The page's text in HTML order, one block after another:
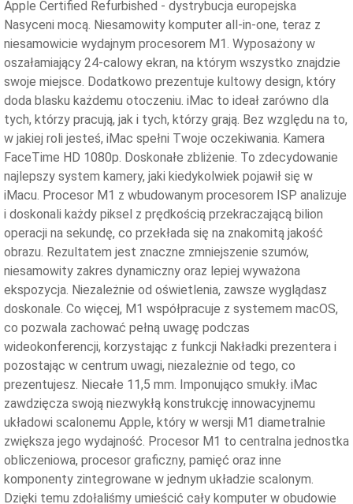
Apple Certified Refurbished - dystrybucja europejska
Nasyceni mocą. Niesamowity komputer all-in-one, teraz z
niesamowicie wydajnym procesorem M1. Wyposażony w
oszałamiający 24-calowy ekran, na którym wszystko znajdzie
swoje miejsce. Dodatkowo prezentuje kultowy design, który
doda blasku każdemu otoczeniu. iMac to ideał zarówno dla
tych, którzy pracują, jak i tych, którzy grają. Bez względu na to,
w jakiej roli jesteś, iMac spełni Twoje oczekiwania. Kamera
FaceTime HD 1080p. Doskonałe zbliżenie. To zdecydowanie
najlepszy system kamery, jaki kiedykolwiek pojawił się w
iMacu. Procesor M1 z wbudowanym procesorem ISP analizuje
i doskonali każdy piksel z prędkością przekraczającą bilion
operacji na sekundę, co przekłada się na znakomitą jakość
obrazu. Rezultatem jest znaczne zmniejszenie szumów,
niesamowity zakres dynamiczny oraz lepiej wyważona
ekspozycja. Niezależnie od oświetlenia, zawsze wyglądasz
doskonale. Co więcej, M1 współpracuje z systemem macOS,
co pozwala zachować pełną uwagę podczas
wideokonferencji, korzystając z funkcji Nakładki prezentera i
pozostając w centrum uwagi, niezależnie od tego, co
prezentujesz. Niecałe 11,5 mm. Imponująco smukły. iMac
zawdzięcza swoją niezwykłą konstrukcję innowacyjnemu
układowi scalonemu Apple, który w wersji M1 diametralnie
zwiększa jego wydajność. Procesor M1 to centralna jednostka
obliczeniowa, procesor graficzny, pamięć oraz inne
komponenty zintegrowane w jednym układzie scalonym.
Dzięki temu zdołaliśmy umieścić cały komputer w obudowie